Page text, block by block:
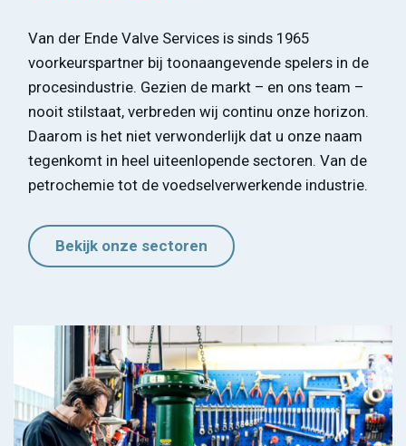
Van der Ende Valve Services is sinds 1965
voorkeurspartner bij toonaangevende spelers in de
procesindustrie. Gezien de markt – en ons team –
nooit stilstaat, verbreden wij continu onze horizon.
Daarom is het niet verwonderlijk dat u onze naam
tegenkomt in heel uiteenlopende sectoren. Van de
petrochemie tot de voedselverwerkende industrie.
Bekijk onze sectoren